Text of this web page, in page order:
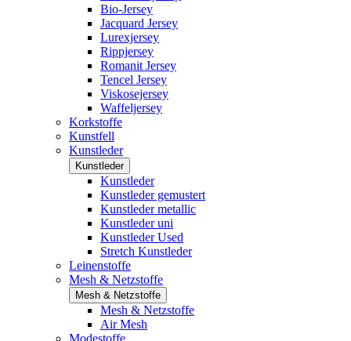
Bio-Jersey
Jacquard Jersey
Lurexjersey
Rippjersey
Romanit Jersey
Tencel Jersey
Viskosejersey
Waffeljersey
Korkstoffe
Kunstfell
Kunstleder
Kunstleder
Kunstleder
Kunstleder gemustert
Kunstleder metallic
Kunstleder uni
Kunstleder Used
Stretch Kunstleder
Leinenstoffe
Mesh & Netzstoffe
Mesh & Netzstoffe
Mesh & Netzstoffe
Air Mesh
Modestoffe